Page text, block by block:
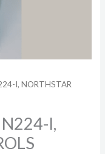
I, NORTHSTAR
I,